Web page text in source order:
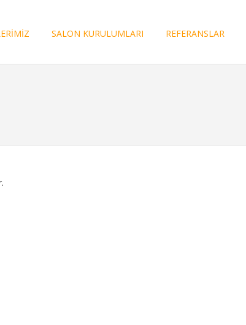
SALON KURULUMLARI REFERANSLAR